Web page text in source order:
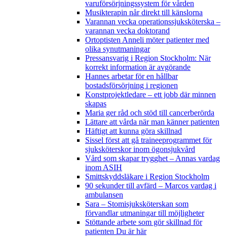
varuförsörjningssystem för vården
Musikterapin når direkt till känslorna
Varannan vecka operationssjuksköterska –
varannan vecka doktorand
Ortoptisten Anneli möter patienter med
olika synutmaningar
Pressansvarig i Region Stockholm: När
korrekt information är avgörande
Hannes arbetar för en hållbar
bostadsförsörjning i regionen
Konstprojektledare – ett jobb där minnen
skapas
Maria ger råd och stöd till cancerberörda
Lättare att vårda när man känner patienten
Häftigt att kunna göra skillnad
Sissel först att gå traineeprogrammet för
sjuksköterskor inom ögonsjukvård
Vård som skapar trygghet – Annas vardag
inom ASIH
Smittskyddsläkare i Region Stockholm
90 sekunder till avfärd – Marcos vardag i
ambulansen
Sara – Stomisjuksköterskan som
förvandlar utmaningar till möjligheter
Stöttande arbete som gör skillnad för
patienten Du är här